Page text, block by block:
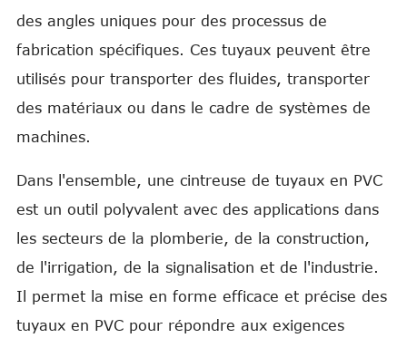
des angles uniques pour des processus de
fabrication spécifiques. Ces tuyaux peuvent être
utilisés pour transporter des fluides, transporter
des matériaux ou dans le cadre de systèmes de
machines.
Dans l'ensemble, une cintreuse de tuyaux en PVC
est un outil polyvalent avec des applications dans
les secteurs de la plomberie, de la construction,
de l'irrigation, de la signalisation et de l'industrie.
Il permet la mise en forme efficace et précise des
tuyaux en PVC pour répondre aux exigences